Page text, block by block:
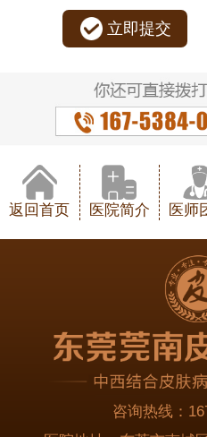
立即提交
返回首页 医院简介 医师
咨询热线：